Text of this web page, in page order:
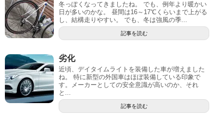
冬っぽくなってきましたね。 でも、例年より暖かい
日が多いのかな。 昼間は16～17℃くらいまで上がる
し、結構走りやすい。 でも、冬は強風の季...
記事を読む
劣化
近頃、デイタイムライトを装備した車が増えました
ね。 特に新型の外国車はほぼ装備している印象で
す。メーカーとしての安全意識が高いのか、それ
と...
記事を読む